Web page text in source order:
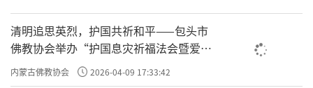
清明追思英烈，护国共祈和平——包头市
佛教协会举办“护国息灾祈福法会暨爱国
主义电影观影活动”
内蒙古佛教协会 2026-04-09 17:33:42